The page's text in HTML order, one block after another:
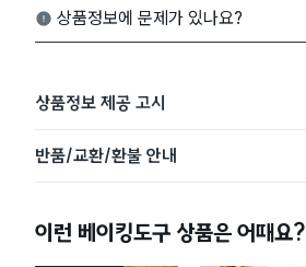
상품정보에 문제가 있나요?
상품정보 제공 고시
반품/교환/환불 안내
이런 베이킹도구 상품은 어때요?